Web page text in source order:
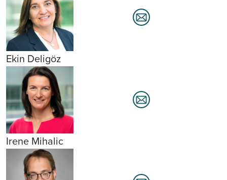
Ekin Deligöz
Irene Mihalic